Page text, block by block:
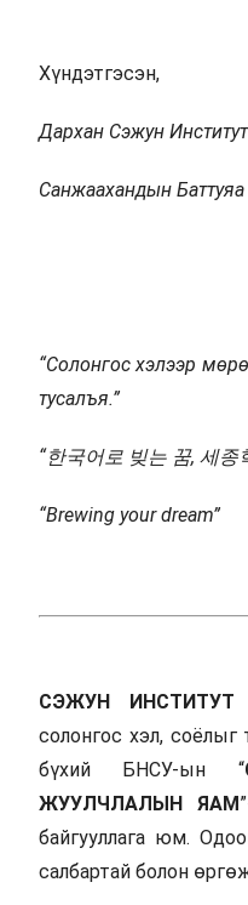
Хүндэтгэсэн,
Дархан Сэжун
Санжаахандын Баттуяа
“Солонгос хэлээр
тусалъя.”
“한국어로 빚는 꿈, 세종
“Brewing your dream”
СЭЖУН ИНСТИТУТ
солонгос хэл, соёлыг
бүхий БНСУ-ын “
ЖУУЛЧЛАЛЫН ЯАМ
байгууллага юм.
салбартай болон